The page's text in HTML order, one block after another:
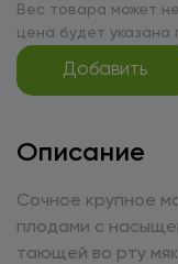
Вес товара может
цена будет указана
Добавить
Описание
Сочное крупное манго из Перу.
плодами с
тающей во рту